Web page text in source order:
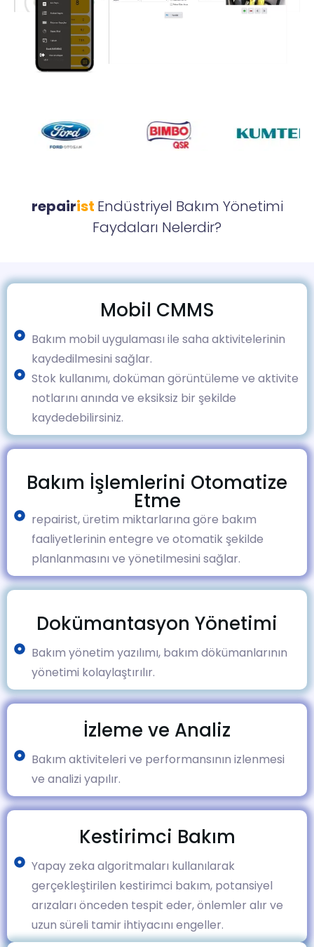
repairist Endüstriyel Bakım Yönetimi
Faydaları Nelerdir?
Mobil CMMS
Bakım mobil uygulaması ile saha aktivitelerinin
kaydedilmesini sağlar.
Stok kullanımı, doküman görüntüleme ve aktivite
notlarını anında ve eksiksiz bir şekilde
kaydedebilirsiniz.
Bakım İşlemlerini Otomatize
Etme
repairist, üretim miktarlarına göre bakım
faaliyetlerinin entegre ve otomatik şekilde
planlanmasını ve yönetilmesini sağlar.
Dokümantasyon Yönetimi
Bakım yönetim yazılımı, bakım dökümanlarının
yönetimi kolaylaştırılır.
İzleme ve Analiz
Bakım aktiviteleri ve performansının izlenmesi
ve analizi yapılır.
Kestirimci Bakım
Yapay zeka algoritmaları kullanılarak
gerçekleştirilen kestirimci bakım, potansiyel
arızaları önceden tespit eder, önlemler alır ve
uzun süreli tamir ihtiyacını engeller.